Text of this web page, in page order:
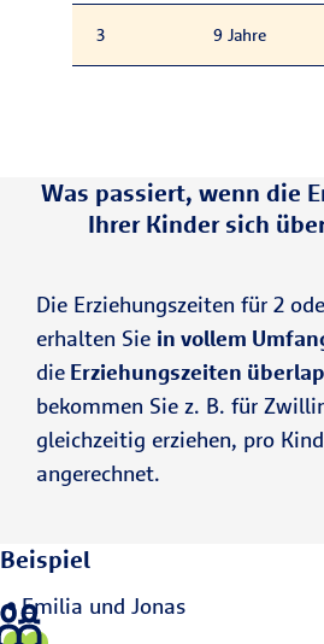
3 9 Jahre
Was passiert, wenn die
Ihrer Kinder sich
Die Erziehungszeiten für 2
erhalten Sie in vollem
die Erziehungszeiten
bekommen Sie z. B. für
gleichzeitig erziehen, pro
angerechnet.
Beispiel
Emilia und Jonas